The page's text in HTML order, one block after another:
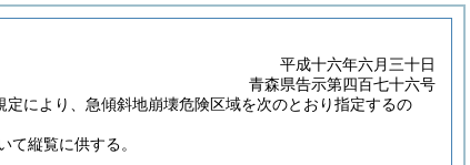
平成十六年六月三十日
青森県告示第四百七十六号
定により、急傾斜地崩壊危険区域を次のとおり指定するの
縦覧に供する。